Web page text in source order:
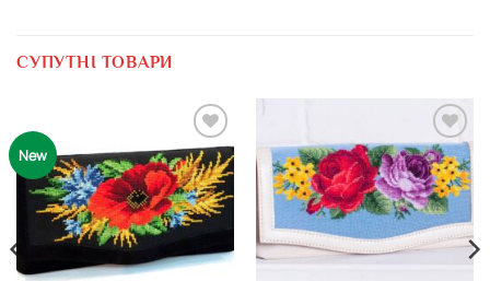
СУПУТНІ ТОВАРИ
New
Додати
виріб у
вибране
Додати
виріб у
вибране